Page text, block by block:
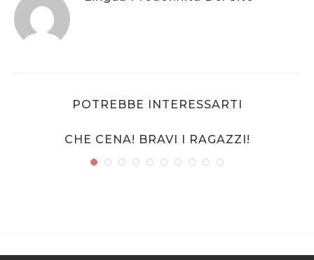
POTREBBE INTERESSARTI
CHE CENA! BRAVI I RAGAZZI!